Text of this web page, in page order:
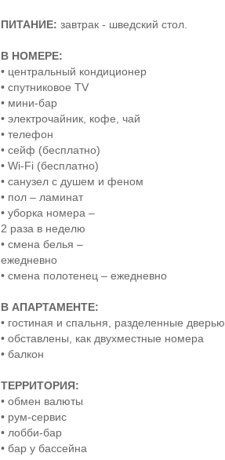
ПИТАНИЕ: завтрак - шведский стол.
В НОМЕРЕ:
• центральный кондиционер
• спутниковое TV
• мини-бар
• электрочайник, кофе, чай
• телефон
• сейф (бесплатно)
• Wi-Fi (бесплатно)
• санузел с душем и феном
• пол – ламинат
• уборка номера –
2 раза в неделю
• смена белья –
ежедневно
• смена полотенец – ежедневно
В АПАРТАМЕНТЕ:
• гостиная и спальня, разделенные дверью
• обставлены, как двухместные номера
• балкон
ТЕРРИТОРИЯ:
• обмен валюты
• рум-сервис
• лобби-бар
• бар у бассейна